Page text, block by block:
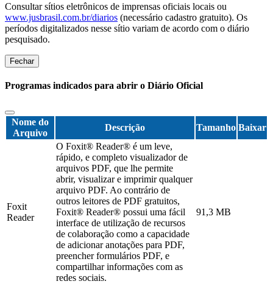
Consultar sítios eletrônicos de imprensas oficiais locais ou
www.jusbrasil.com.br/diarios (necessário cadastro gratuito). Os
períodos digitalizados nesse sítio variam de acordo com o diário
pesquisado.
Fechar
Programas indicados para abrir o Diário Oficial
Nome do
Arquivo
Descrição Tamanho Baixar
Foxit
Reader
O Foxit® Reader® é um leve,
rápido, e completo visualizador de
arquivos PDF, que lhe permite
abrir, visualizar e imprimir qualquer
arquivo PDF. Ao contrário de
outros leitores de PDF gratuitos,
Foxit® Reader® possui uma fácil
interface de utilização de recursos
de colaboração como a capacidade
de adicionar anotações para PDF,
preencher formulários PDF, e
compartilhar informações com as
redes sociais.
91,3 MB